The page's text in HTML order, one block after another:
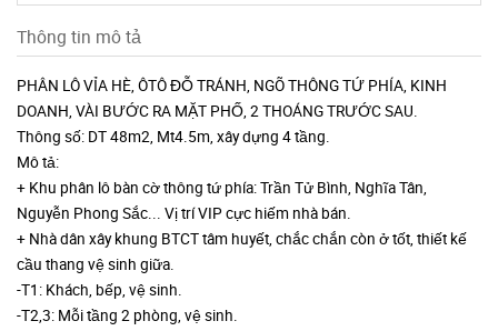
Thông tin mô tả
PHÂN LÔ VỈA HÈ, ÔTÔ ĐỖ TRÁNH, NGÕ THÔNG TỨ PHÍA, KINH
DOANH, VÀI BƯỚC RA MẶT PHỐ, 2 THOÁNG TRƯỚC SAU.
Thông số: DT 48m2, Mt4.5m, xây dựng 4 tầng.
Mô tả:
+ Khu phân lô bàn cờ thông tứ phía: Trần Tử Bình, Nghĩa Tân,
Nguyễn Phong Sắc... Vị trí VIP cực hiếm nhà bán.
+ Nhà dân xây khung BTCT tâm huyết, chắc chắn còn ở tốt, thiết kế
cầu thang vệ sinh giữa.
-T1: Khách, bếp, vệ sinh.
-T2,3: Mỗi tầng 2 phòng, vệ sinh.